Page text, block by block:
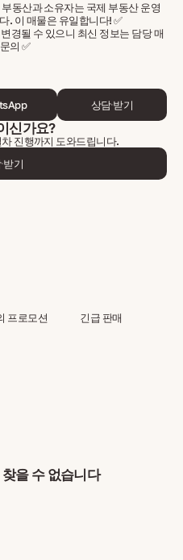
동산과 소유자는 국제 부동산 운영
. 이 매물은 유일합니다! ✅
경될 수 있으니 최신 정보는 담당 매
의 ✅
상담 받기
신가요?
진행까지 도와드립니다.
받기
프로모션 긴급 판매
을 수 없습니다